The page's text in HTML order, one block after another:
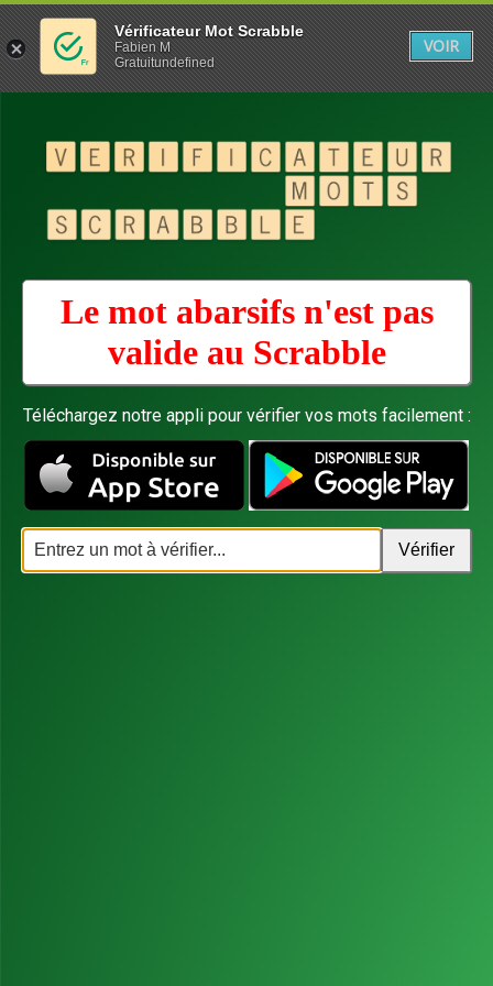
Le mot abarsifs n'est pas
valide au Scrabble
Téléchargez notre appli pour vérifier vos mots facilement :
Vérificateur Mot Scrabble
Fabien M
Gratuitundefined
VOIR